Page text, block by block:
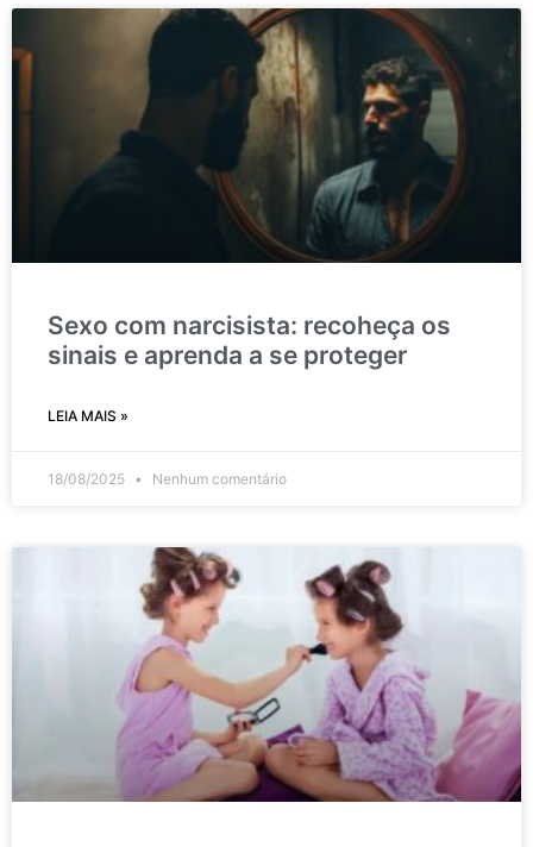
Sexo com narcisista: recoheça os
sinais e aprenda a se proteger
LEIA MAIS »
18/08/2025 Nenhum comentário